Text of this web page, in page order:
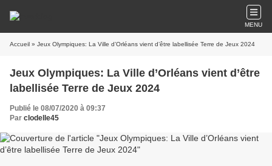
MENU
Accueil » Jeux Olympiques: La Ville d’Orléans vient d’être labellisée Terre de Jeux 2024
Jeux Olympiques: La Ville d’Orléans vient d’être
labellisée Terre de Jeux 2024
Publié le 08/07/2020 à 09:37
Par clodelle45